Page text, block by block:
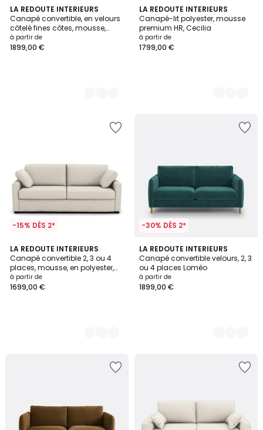
LA REDOUTE INTERIEURS
Canapé convertible, en velours
côtelé fines côtes, mousse,
CECILIA
à partir de
1899,00 €
5
Couleurs
LA REDOUTE INTERIEURS
Canapé-lit polyester, mousse
premium HR, Cecilia
à partir de
1799,00 €
3
Couleurs
-15% DÈS 2*
LA REDOUTE INTERIEURS
Canapé convertible 2, 3 ou 4
places, mousse, en polyester,
TIMOR
à partir de
1699,00 €
3
Couleurs
-30% DÈS 2*
LA REDOUTE INTERIEURS
Canapé convertible velours, 2, 3
ou 4 places Loméo
à partir de
1899,00 €
3
Couleurs